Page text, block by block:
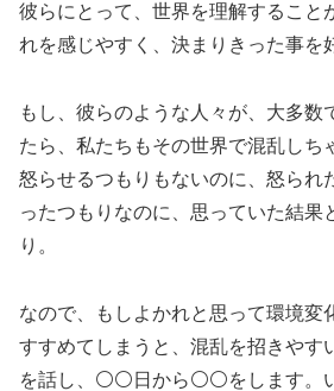
彼らにとって、世界を理解すること
れを感じやすく、決まりきった事を
もし、彼らのような人々が、大多数
たら、私たちもその世界で混乱しち
怒らせるつもりもないのに、怒られ
ったつもりなのに、思っていた結果
り。
なので、もしよかれと思って環境変
すすめてしまうと、混乱を招きやす
を話し、⚪️⚪️日から⚪️⚪️をします。